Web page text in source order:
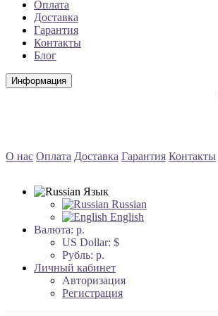
Оплата
Доставка
Гарантия
Контакты
Блог
Информация
О нас Оплата Доставка Гарантия Контакты
Язык
Russian
English
Валюта: р.
US Dollar: $
Рубль: р.
Личный кабинет
Авторизация
Регистрация